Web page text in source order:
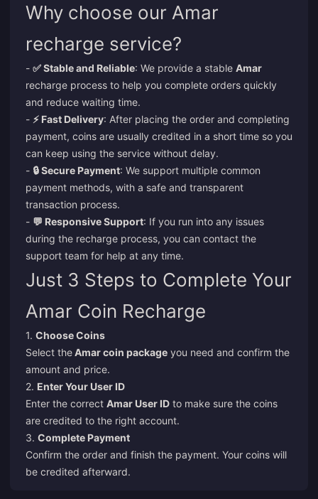
Why choose our Amar
recharge service?
- ✅ Stable and Reliable: We provide a stable Amar
recharge process to help you complete orders quickly
and reduce waiting time.
- ⚡ Fast Delivery: After placing the order and completing
payment, coins are usually credited in a short time so you
can keep using the service without delay.
- 🔒 Secure Payment: We support multiple common
payment methods, with a safe and transparent
transaction process.
- 💬 Responsive Support: If you run into any issues
during the recharge process, you can contact the
support team for help at any time.
Just 3 Steps to Complete Your
Amar Coin Recharge
1. Choose Coins
Select theAmar coin package you need and confirm the
amount and price.
2. Enter Your User ID
Enter the correct Amar User ID to make sure the coins
are credited to the right account.
3. Complete Payment
Confirm the order and finish the payment. Your coins will
be credited afterward.